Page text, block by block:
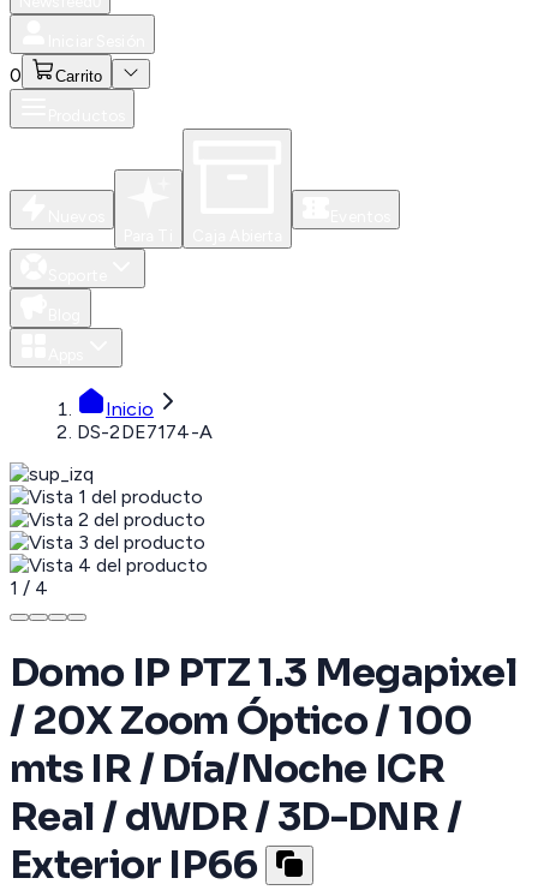
0 Carrito
Inicio
DS-2DE7174-A
1 / 4
Domo IP PTZ 1.3 Megapixel
/ 20X Zoom Óptico / 100
mts IR / Día/Noche ICR
Real / dWDR / 3D-DNR /
Exterior IP66